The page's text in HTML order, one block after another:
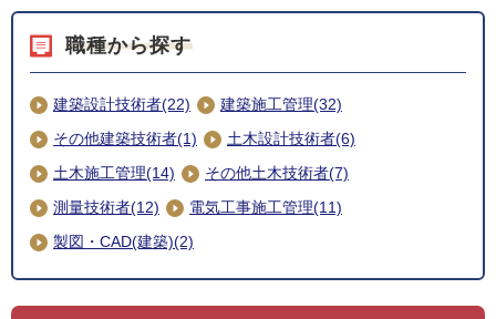
職種から探す
建築設計技術者(22)
建築施工管理(32)
その他建築技術者(1)
土木設計技術者(6)
土木施工管理(14)
その他土木技術者(7)
測量技術者(12)
電気工事施工管理(11)
製図・CAD(建築)(2)